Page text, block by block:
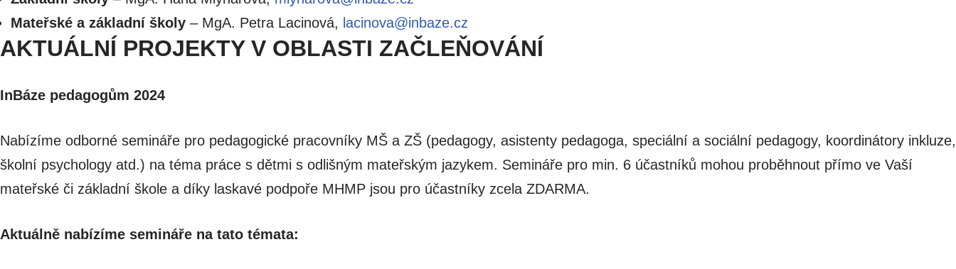
Mateřské a základní školy – MgA. Petra Lacinová, lacinova@inbaze.cz
AKTUÁLNÍ PROJEKTY V OBLASTI ZAČLEŇOVÁNÍ
InBáze pedagogům 2024
Nabízíme odborné semináře pro pedagogické pracovníky MŠ a ZŠ (pedagogy, asistenty pedagoga, speciální a sociální pedagogy, koordinátory inkluze,
školní psychology atd.) na téma práce s dětmi s odlišným mateřským jazykem. Semináře pro min. 6 účastníků mohou proběhnout přímo ve Vaší
mateřské či základní škole a díky laskavé podpoře MHMP jsou pro účastníky zcela ZDARMA.
Aktuálně nabízíme semináře na tato témata: